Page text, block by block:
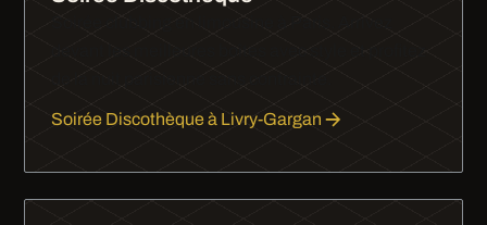
Soirée Discothèque à Livry-Gargan